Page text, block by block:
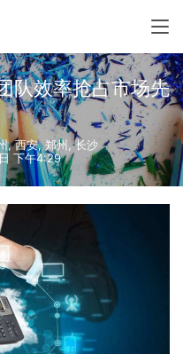
队效率抢占市场先
,西安,郑州,长沙
下午4:29